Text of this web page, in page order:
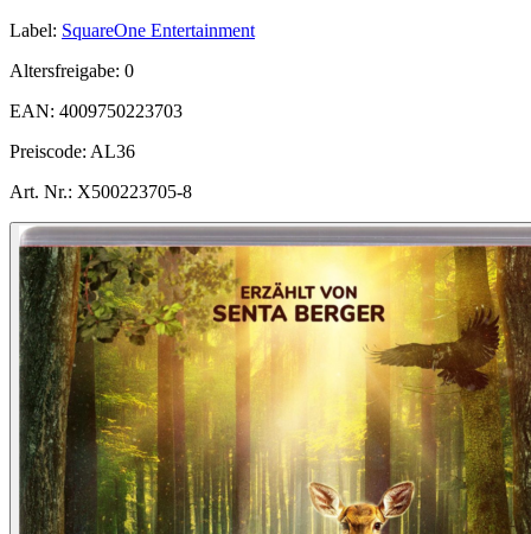
Label: SquareOne Entertainment
Altersfreigabe: 0
EAN: 4009750223703
Preiscode: AL36
Art. Nr.: X500223705-8